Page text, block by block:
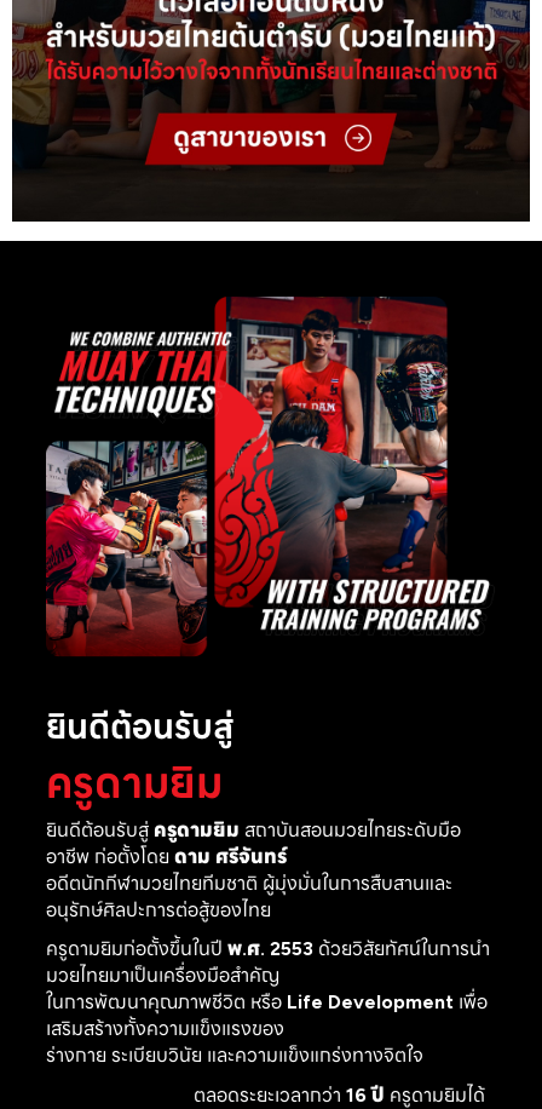
ยินดีต้อนรับสู่
ครูดามยิม
ยินดีต้อนรับสู่ ครูดามยิม สถาบันสอนมวยไทยระดับมือ
อาชีพ ก่อตั้งโดย ดาม ศรีจันทร์
อดีตนักกีฬามวยไทยทีมชาติ ผู้มุ่งมั่นในการสืบสานและ
อนุรักษ์ศิลปะการต่อสู้ของไทย
ครูดามยิมก่อตั้งขึ้นในปี พ.ศ. 2553ด้วยวิสัยทัศน์ในการนำ
มวยไทยมาเป็นเครื่องมือสำคัญ
ในการพัฒนาคุณภาพชีวิต หรือ Life Developmentเพื่อ
เสริมสร้างทั้งความแข็งแรงของ
ร่างกาย ระเบียบวินัย และความแข็งแกร่งทางจิตใจ
ตลอดระยะเวลากว่า 16 ปี ครูดามยิมได้